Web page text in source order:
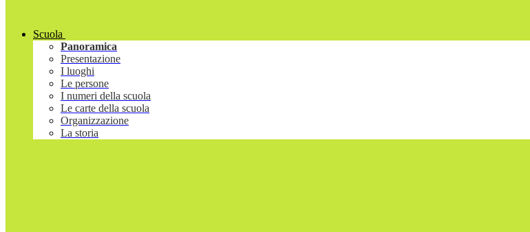
Scuola
Panoramica
Presentazione
I luoghi
Le persone
I numeri della scuola
Le carte della scuola
Organizzazione
La storia